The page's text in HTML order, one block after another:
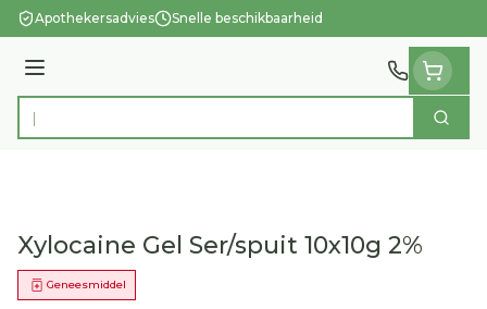
Ga naar de inhoud
Apothekersadvies Snelle beschikbaarheid
Menu
Product, merk, categorie... Zoek
Xylocaine Gel Ser/spuit 10x10g 2%
Geneesmiddel